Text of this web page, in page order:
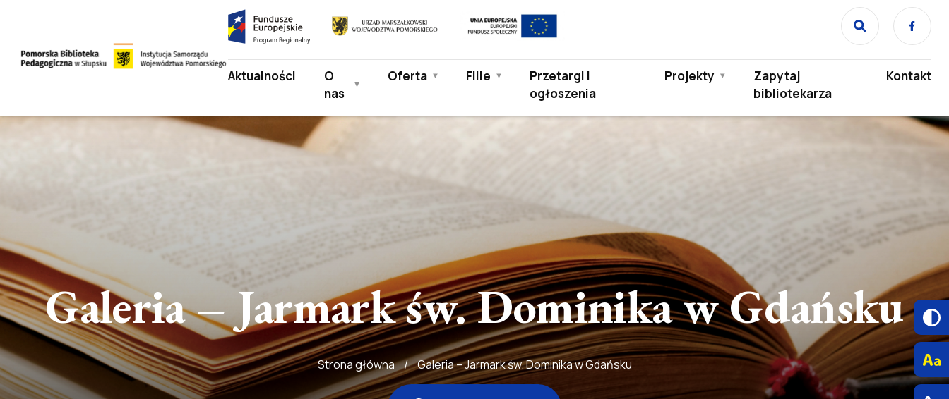
Przejdź
Przejdź
Fundusze
Europejskie
Program
Regionalny
Urząd
Województwa
Pomorskiego
Europejski
Społeczny
Aktualności
O
nas
Oferta Filie
Przetargi i
ogłoszenia
Projekty
Zapytaj
bibliotekarza
Kontakt
Galeria – Jarmark św. Dominika w Gdańsku
Strona główna / Galeria – Jarmark św. Dominika w Gdańsku